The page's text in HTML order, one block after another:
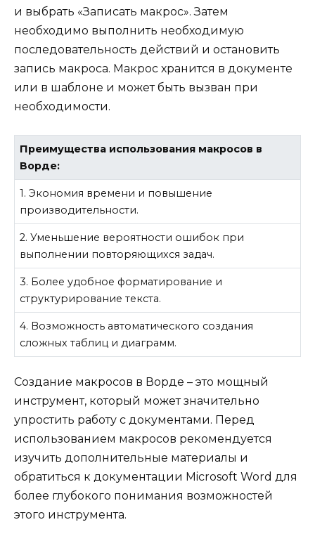
и выбрать «Записать макрос». Затем
необходимо выполнить необходимую
последовательность действий и остановить
запись макроса. Макрос хранится в документе
или в шаблоне и может быть вызван при
необходимости.
Преимущества использования макросов в
Ворде:
1. Экономия времени и повышение
производительности.
2. Уменьшение вероятности ошибок при
выполнении повторяющихся задач.
3. Более удобное форматирование и
структурирование текста.
4. Возможность автоматического создания
сложных таблиц и диаграмм.
Создание макросов в Ворде – это мощный
инструмент, который может значительно
упростить работу с документами. Перед
использованием макросов рекомендуется
изучить дополнительные материалы и
обратиться к документации Microsoft Word для
более глубокого понимания возможностей
этого инструмента.